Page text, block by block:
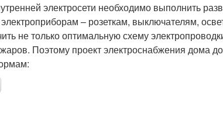
электросети необходимо выполнить
– розеткам, выключателям,
не только оптимальную схему
Поэтому проект электроснабжения дома